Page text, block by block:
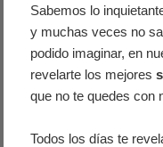
Sabemos lo
y muchas veces no
podido imaginar, en
revelarte los mejores
que no te quedes con
Todos los días te